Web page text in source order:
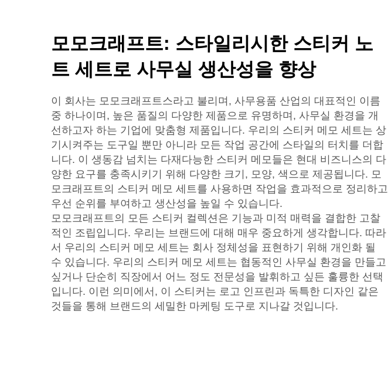
모모크래프트: 스타일리시한 스티커 노
트 세트로 사무실 생산성을 향상
이 회사는 모모크래프트스라고 불리며, 사무용품 산업의 대표적인 이름
중 하나이며, 높은 품질의 다양한 제품으로 유명하며, 사무실 환경을 개
선하고자 하는 기업에 맞춤형 제품입니다. 우리의 스티커 메모 세트는 상
기시켜주는 도구일 뿐만 아니라 모든 작업 공간에 스타일의 터치를 더합
니다. 이 생동감 넘치는 다재다능한 스티커 메모들은 현대 비즈니스의 다
양한 요구를 충족시키기 위해 다양한 크기, 모양, 색으로 제공됩니다. 모
모크래프트의 스티커 메모 세트를 사용하면 작업을 효과적으로 정리하고
우선 순위를 부여하고 생산성을 높일 수 있습니다.
모모크래프트의 모든 스티커 컬렉션은 기능과 미적 매력을 결합한 고찰
적인 조립입니다. 우리는 브랜드에 대해 매우 중요하게 생각합니다. 따라
서 우리의 스티커 메모 세트는 회사 정체성을 표현하기 위해 개인화 될
수 있습니다. 우리의 스티커 메모 세트는 협동적인 사무실 환경을 만들고
싶거나 단순히 직장에서 어느 정도 전문성을 발휘하고 싶든 훌륭한 선택
입니다. 이런 의미에서, 이 스티커는 로고 인프린과 독특한 디자인 같은
것들을 통해 브랜드의 세밀한 마케팅 도구로 지나갈 것입니다.